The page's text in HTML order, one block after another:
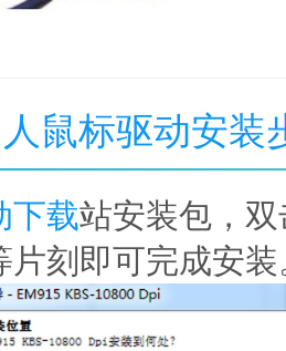
鼠标驱动安装
下载站安装包，
片刻即可完成安装